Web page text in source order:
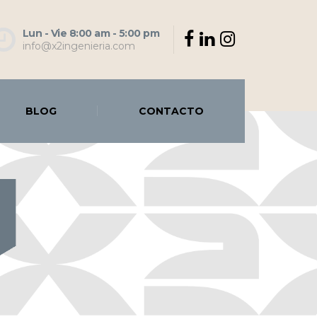
Lun - Vie 8:00 am - 5:00 pm
info@x2ingenieria.com
BLOG CONTACTO